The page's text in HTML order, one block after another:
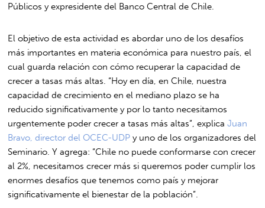
Públicos y expresidente del Banco Central de Chile.
El objetivo de esta actividad es abordar uno de los desafíos
más importantes en materia económica para nuestro país, el
cual guarda relación con cómo recuperar la capacidad de
crecer a tasas más altas. “Hoy en día, en Chile, nuestra
capacidad de crecimiento en el mediano plazo se ha
reducido significativamente y por lo tanto necesitamos
urgentemente poder crecer a tasas más altas”, explicaJuan
Bravo, director del OCEC-UDP y uno de los organizadores del
Seminario. Y agrega: “Chile no puede conformarse con crecer
al 2%, necesitamos crecer más si queremos poder cumplir los
enormes desafíos que tenemos como país y mejorar
significativamente el bienestar de la población”.